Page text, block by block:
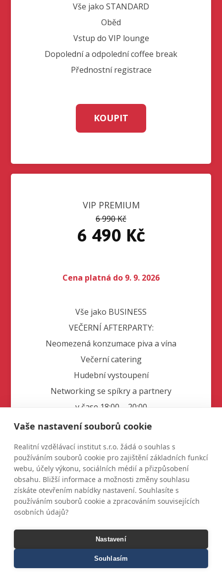
Vaše nastavení souborů cookie
Realitní vzdělávací institut s.r.o. žádá o souhlas s
používáním souborů cookie pro zajištění základních funkcí
webu, účely výkonu, sociálních médií a přizpůsobení
obsahu. Bližší informace a možnosti změny souhlasu
získáte otevřením nabídky nastavení. Souhlasíte s
používáním souborů cookie a zpracováním souvisejících
osobních údajů?
Nastavení
Souhlasím
Vše jako STANDARD
Oběd
Vstup do VIP lounge
Dopolední a odpolední coffee break
Přednostní registrace
KOUPIT
VIP PREMIUM
6 990 Kč
6 490 Kč
Cena platná do 9. 9. 2026
Vše jako BUSINESS
VEČERNÍ AFTERPARTY:
Neomezená konzumace piva a vína
Večerní catering
Hudební vystoupení
Networking se spíkry a partnery
v čase 18:00 – 20:00
KOUPIT
Cena uvedena za jednu vstupenku a neobsahuje
DPH.
Pro hromadné nákupy vstupenek (10+) nás